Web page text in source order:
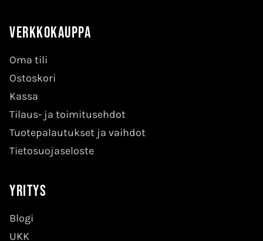
Verkkokauppa
Oma tili
Ostoskori
Kassa
Tilaus- ja toimitusehdot
Tuotepalautukset ja vaihdot
Tietosuojaseloste
Yritys
Blogi
UKK